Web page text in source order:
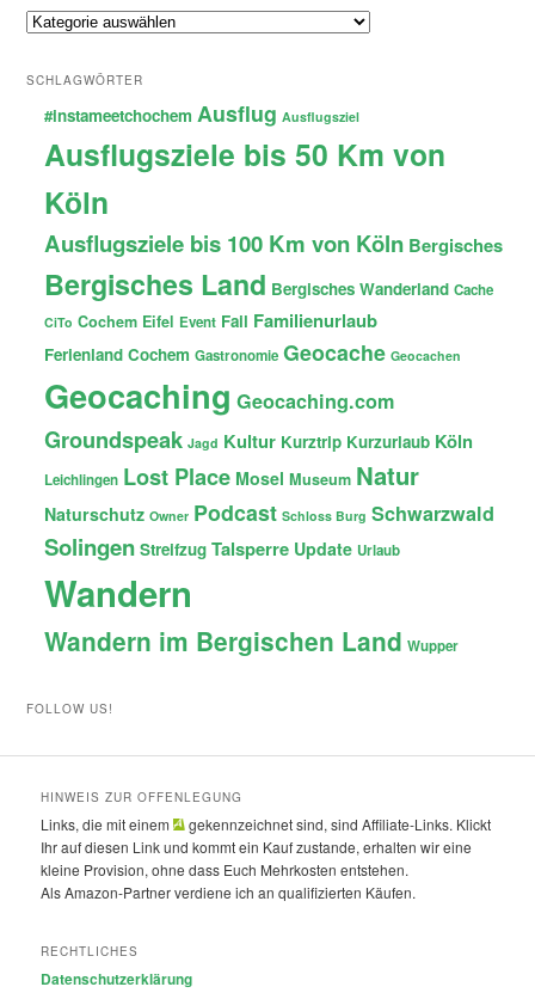
Themen
SCHLAGWÖRTER
#instameetchochem Ausflug Ausflugsziel
Ausflugsziele bis 50 Km von
Köln
Ausflugsziele bis 100 Km von Köln Bergisches
Bergisches Land Bergisches Wanderland Cache
CiTo Cochem Eifel Event Fail Familienurlaub
Ferienland Cochem Gastronomie Geocache Geocachen
Geocaching Geocaching.com
Groundspeak Jagd Kultur Kurztrip Kurzurlaub Köln
Leichlingen Lost Place Mosel Museum Natur
Naturschutz Owner Podcast Schloss Burg Schwarzwald
Solingen Streifzug Talsperre Update Urlaub
Wandern
Wandern im Bergischen Land Wupper
FOLLOW US!
HINWEIS ZUR OFFENLEGUNG
Links, die mit einem
gekennzeichnet sind, sind Affiliate-Links. Klickt
Ihr auf diesen Link und kommt ein Kauf zustande, erhalten wir eine
kleine Provision, ohne dass Euch Mehrkosten entstehen.
Als Amazon-Partner verdiene ich an qualifizierten Käufen.
RECHTLICHES
Datenschutzerklärung